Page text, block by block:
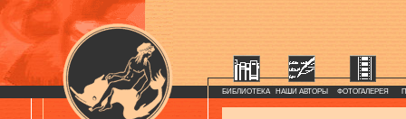
БИБЛИОТЕКА НАШИ АВТОРЫ ФОТОГАЛЕРЕЯ